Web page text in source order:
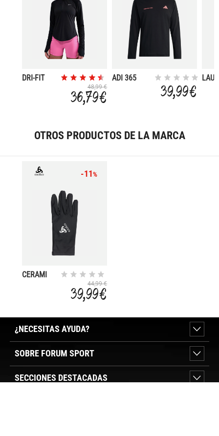
DRI-FIT
48,99 €
36,79 €
ADI 365
39,99 €
OTROS PRODUCTOS DE LA MARCA
-11%
CERAMI
44,99 €
39,99 €
¿NECESITAS AYUDA?
SOBRE FORUM SPORT
SECCIONES DESTACADAS